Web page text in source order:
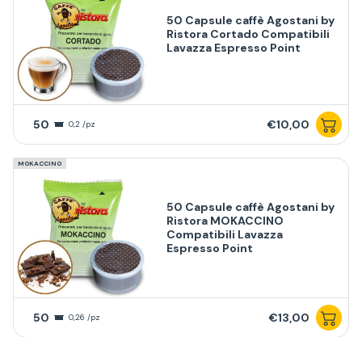
50 Capsule caffè Agostani by
Ristora Cortado Compatibili
Lavazza Espresso Point
50 0,2 /pz €10,00
MOKACCINO
50 Capsule caffè Agostani by
Ristora MOKACCINO
Compatibili Lavazza
Espresso Point
50 0,26 /pz €13,00